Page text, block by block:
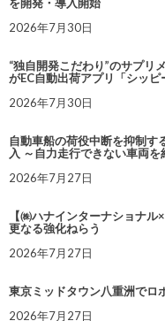
2026年7月30日
“独自開発こだわり”のサプリ
がEC自動出荷アプリ「シッピ
2026年7月30日
自動車船の荷役中断を抑制す
入 ～自力走行できない車両
2026年7月27日
【㈱ハナインターナショナ
更なる強化ねらう
2026年7月27日
東京ミッドタウン八重洲でロ
2026年7月27日